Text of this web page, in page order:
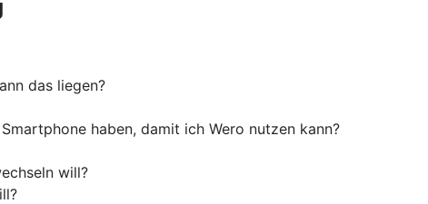
das liegen?
haben, damit ich Wero nutzen kann?
will?